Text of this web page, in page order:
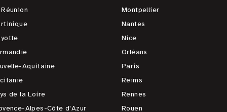
Aquitaine
de la Loire
Alpes-Côte d'Azur
Montpellier
Nantes
Nice
Orléans
Paris
Reims
Rennes
Rouen